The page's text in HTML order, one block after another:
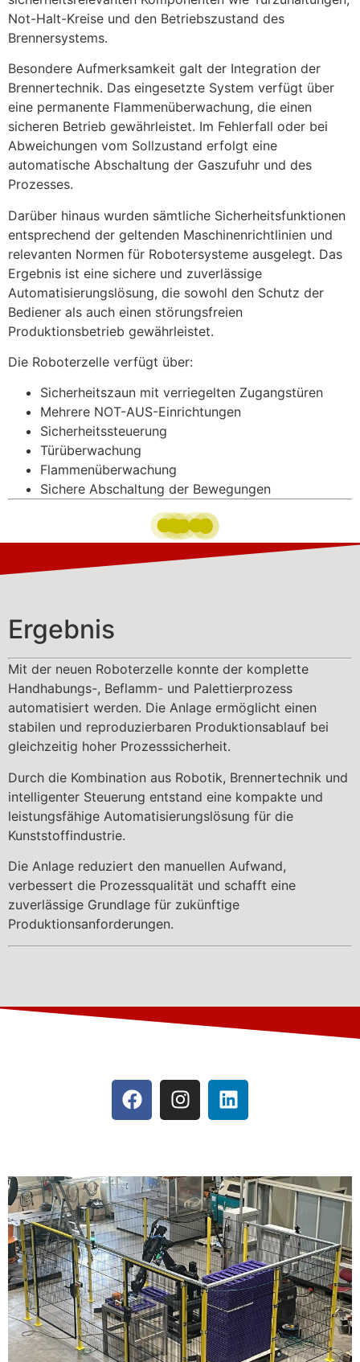
Not-Halt-Kreise und den Betriebszustand des
Brennersystems.
Besondere Aufmerksamkeit galt der Integration der
Brennertechnik. Das eingesetzte System verfügt über
eine permanente Flammenüberwachung, die einen
sicheren Betrieb gewährleistet. Im Fehlerfall oder bei
Abweichungen vom Sollzustand erfolgt eine
automatische Abschaltung der Gaszufuhr und des
Prozesses.
Darüber hinaus wurden sämtliche Sicherheitsfunktionen
entsprechend der geltenden Maschinenrichtlinien und
relevanten Normen für Robotersysteme ausgelegt. Das
Ergebnis ist eine sichere und zuverlässige
Automatisierungslösung, die sowohl den Schutz der
Bediener als auch einen störungsfreien
Produktionsbetrieb gewährleistet.
Die Roboterzelle verfügt über:
Sicherheitszaun mit verriegelten Zugangstüren
Mehrere NOT-AUS-Einrichtungen
Sicherheitssteuerung
Türüberwachung
Flammenüberwachung
Sichere Abschaltung der Bewegungen
Ergebnis
Mit der neuen Roboterzelle konnte der komplette
Handhabungs-, Beflamm- und Palettierprozess
automatisiert werden. Die Anlage ermöglicht einen
stabilen und reproduzierbaren Produktionsablauf bei
gleichzeitig hoher Prozesssicherheit.
Durch die Kombination aus Robotik, Brennertechnik und
intelligenter Steuerung entstand eine kompakte und
leistungsfähige Automatisierungslösung für die
Kunststoffindustrie.
Die Anlage reduziert den manuellen Aufwand,
verbessert die Prozessqualität und schafft eine
zuverlässige Grundlage für zukünftige
Produktionsanforderungen.